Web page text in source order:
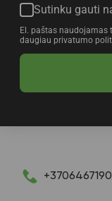
Sutinku gauti
El. paštas naudojamas
daugiau privatumo